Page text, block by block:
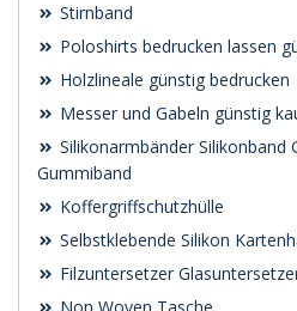
Stirnband
Poloshirts bedrucken lassen
Holzlineale günstig bedrucken
Messer und Gabeln günstig
Silikonarmbänder Silikonband
Gummiband
Koffergriffschutzhülle
Selbstklebende Silikon
Filzuntersetzer